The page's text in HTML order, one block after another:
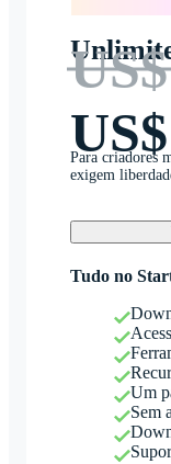
Para criadores
exigem
Tudo no
Um
Sem